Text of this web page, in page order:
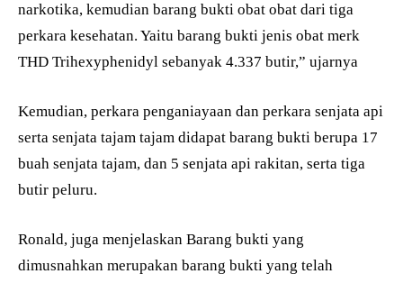
narkotika, kemudian barang bukti obat obat dari tiga
perkara kesehatan. Yaitu barang bukti jenis obat merk
THD Trihexyphenidyl sebanyak 4.337 butir,” ujarnya
Kemudian, perkara penganiayaan dan perkara senjata api
serta senjata tajam tajam didapat barang bukti berupa 17
buah senjata tajam, dan 5 senjata api rakitan, serta tiga
butir peluru.
Ronald, juga menjelaskan Barang bukti yang
dimusnahkan merupakan barang bukti yang telah